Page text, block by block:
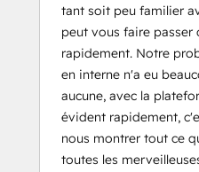
tant soit peu familier
peut vous faire passer
rapidement. Notre
en interne n'a eu
aucune, avec la
évident rapidement,
nous montrer tout ce
toutes les